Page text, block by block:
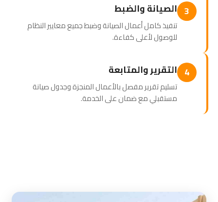
3 الصيانة والضبط
تنفيذ كامل أعمال الصيانة وضبط جميع معايير النظام
للوصول لأعلى كفاءة.
4 التقرير والمتابعة
تسليم تقرير مفصل بالأعمال المنجزة وجدول صيانة
مستقبلي مع ضمان على الخدمة.